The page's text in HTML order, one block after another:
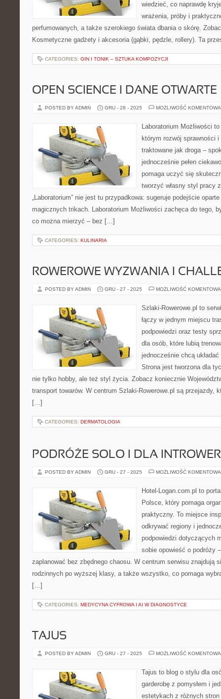
wiedzieć, co naprawdę
wrażenia, próby i
perfumowanych, a także szerokiego świata dbania o skórę.
Kosmetyczne gadżety i akcesoria (gąbki, pędzle, rollery). Ta
CATEGORIES: GIN I TONIK – SZTUKA KOMPOZYCJI
OPEN SCIENCE I DANE OTWARTE
POSTED BY ADMIN GRU - 28 - 2025 MOŻLIWOŚĆ
Laboratorium Możliwości
którym rozwój sprawności
traktowane jak droga –
jednocześnie pełen
pomaga uczyć się
tworzyć własny styl pracy
„Laboratorium” nie jest tu przypadkowa: sugeruje podejście
magicznych trikach. Laboratorium Możliwości zachęca do tego,
co można mierzyć – bez […]
CATEGORIES: KULINARIA
ROWEROWE WYZWANIA I
POSTED BY ADMIN GRU - 27 - 2025 MOŻLIWOŚĆ
Szlaki-Rowerowe.pl to
łączy w jednym miejscu
podpowiedzi oraz testy
dla osób, które lubią
jednocześnie chcą
Strona jest tworzona dla
nie tylko hobby, ale też styl życia. Zobacz koniecznie
transport towarów. W centrum Szlaki-Rowerowe.pl są przejazdy,
[…]
CATEGORIES: DERMATOLOGIA
PODRÓŻE SOLO I DLA
POSTED BY ADMIN GRU - 27 - 2025 MOŻLIWOŚĆ
Hotel-Logan.com.pl to
Polsce, który pomaga
praktyczny. To miejsce
odkrywać regiony i
podpowiedzi dotyczących
sobie opowieść o podróży
zaplanować bez zbędnego chaosu. W centrum serwisu znajdują
rodzinnych po wyższej klasy, a także wszystko, co pomaga
[…]
CATEGORIES: MEDYCYNA CYFROWA I AI W DIAGNOSTYCE
TAJUS
POSTED BY ADMIN GRU - 27 - 2025 MOŻLIWOŚĆ
Tajus to blog o stylu dla
garderobę z pomysłem i
estetykach z różnych